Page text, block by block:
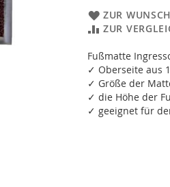
ZUR
ZUR
Fußmatte
✓ Oberseite aus
✓ Größe der
✓ die Höhe der
✓ geeignet für